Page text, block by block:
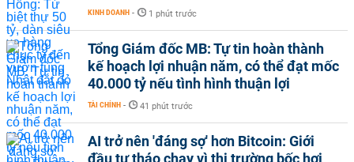
KINH DOANH - 1 phút trước
Tổng Giám đốc MB: Tự tin hoàn thành
kế hoạch lợi nhuận năm, có thể đạt mốc
40.000 tỷ nếu tình hình thuận lợi
TÀI CHÍNH - 41 phút trước
AI trở nên 'đáng sợ' hơn Bitcoin: Giới
đầu tư tháo chạy vì thị trường bốc hơi